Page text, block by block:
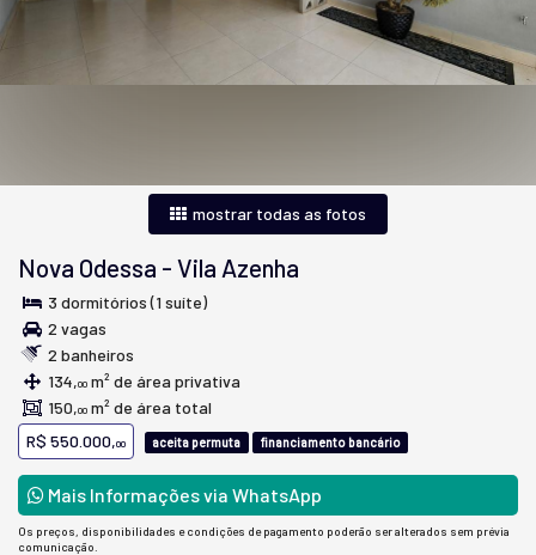
mostrar todas as fotos
Nova Odessa - Vila Azenha
3 dormitórios (1 suíte)
2 vagas
2 banheiros
134,00 m² de área privativa
150,00 m² de área total
R$ 550.000,00 aceita permuta financiamento bancário
Mais Informações via WhatsApp
Os preços, disponibilidades e condições de pagamento poderão ser alterados sem prévia
comunicação.